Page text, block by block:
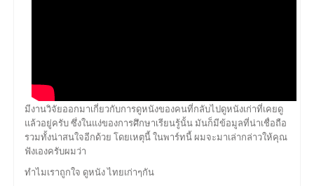
มีงานวิจัยออกมาเกี่ยวกับการดูหนังของคนที่กลับไปดูหนังเก่าที่เคยดู
แล้วอยู่ครับ ซึ่งในแง่ของการศึกษาเรียนรู้นั้น มันก็มีข้อมูลที่น่าเชื่อถือ
รวมทั้งน่าสนใจอีกด้วย โดยเหตุนี้ ในพาร์ทนี้ ผมจะมาเล่ากล่าวให้คุณ
ฟังเองครับผมว่า
ทำไมเราถูกใจ ดูหนัง ไทยเก่าๆกัน